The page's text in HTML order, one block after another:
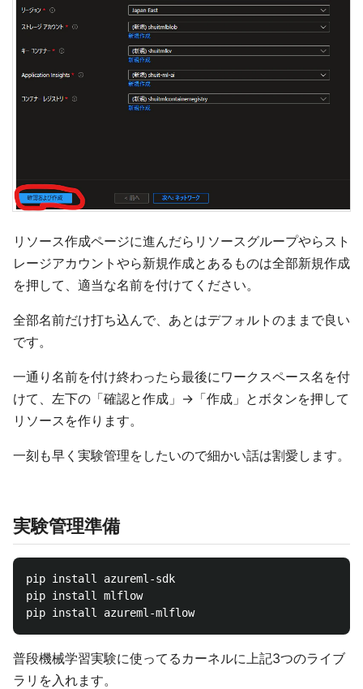
リソース作成ページに進んだらリソースグループやらスト
レージアカウントやら新規作成とあるものは全部新規作成
を押して、適当な名前を付けてください。
全部名前だけ打ち込んで、あとはデフォルトのままで良い
です。
一通り名前を付け終わったら最後にワークスペース名を付
けて、左下の「確認と作成」→「作成」とボタンを押して
リソースを作ります。
一刻も早く実験管理をしたいので細かい話は割愛します。
実験管理準備
pip install azureml-sdk
pip install mlflow
普段機械学習実験に使ってるカーネルに上記3つのライブ
ラリを入れます。